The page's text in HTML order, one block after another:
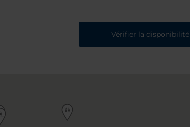
Vérifier la disponibilité